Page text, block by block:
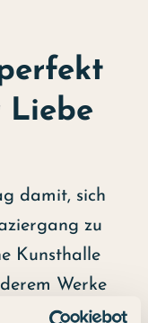
Liebe
damit, sich
zu
Kunsthalle
Werke